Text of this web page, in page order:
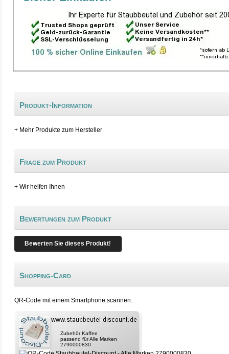
Produkt-Information
+ Mehr Produkte zum Hersteller
Frage zum Produkt
+ Wir helfen Ihnen
Bewertungen zum Produkt
Bewerten Sie dieses Produkt!
Shopping-Card
QR-Code mit einem Smartphone scannen.
Zubehör Kaffee
passend für Alle Marken
2790000830